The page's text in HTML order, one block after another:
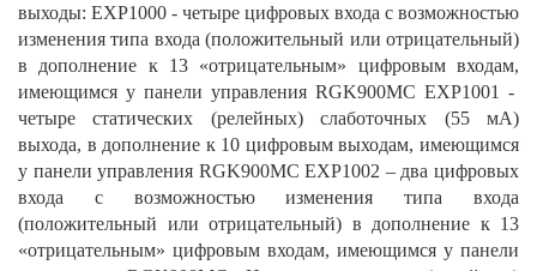
выходы: EXP1000 - четыре цифровых входа с возможностью
изменения типа входа (положительный или отрицательный)
в дополнение к 13 «отрицательным» цифровым входам,
имеющимся у панели управления RGK900MC EXP1001 -
четыре статических (релейных) слаботочных (55 мА)
выхода, в дополнение к 10 цифровым выходам, имеющимся
у панели управления RGK900MC EXP1002 – два цифровых
входа с возможностью изменения типа входа
(положительный или отрицательный) в дополнение к 13
«отрицательным» цифровым входам, имеющимся у панели